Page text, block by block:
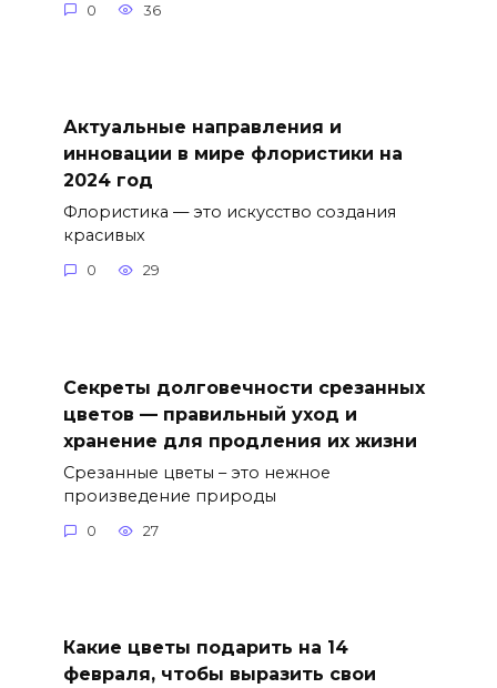
0 36
Актуальные направления и
инновации в мире флористики на
2024 год
Флористика — это искусство создания
красивых
0 29
Секреты долговечности срезанных
цветов — правильный уход и
хранение для продления их жизни
Срезанные цветы – это нежное
произведение природы
0 27
Какие цветы подарить на 14
февраля, чтобы выразить свои